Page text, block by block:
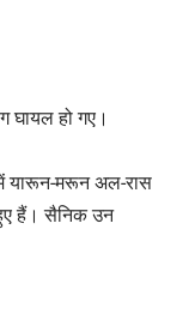
घायल हो गए।
में यारून-मरून अल-रास
हैं। सैनिक उन